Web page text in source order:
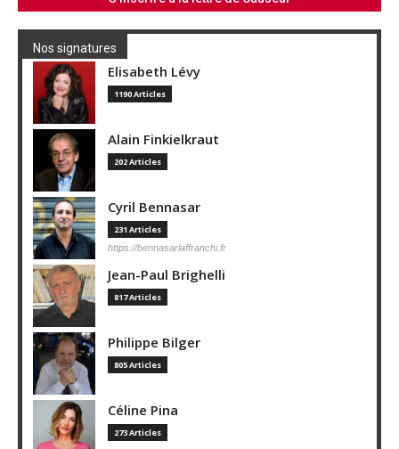
Nos signatures
Elisabeth Lévy
1190 Articles
Alain Finkielkraut
202 Articles
Cyril Bennasar
231 Articles
https://bennasarlaffranchi.fr
Jean-Paul Brighelli
817 Articles
Philippe Bilger
805 Articles
Céline Pina
273 Articles